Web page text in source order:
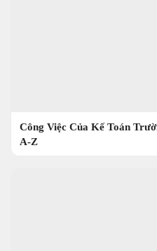
Công Việc Của Kế Toán
A-Z